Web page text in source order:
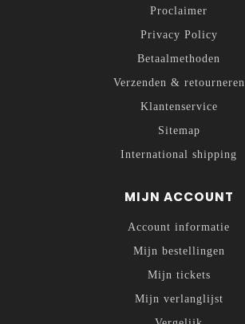
Proclaimer
Privacy Policy
Betaalmethoden
Verzenden & retourneren
Klantenservice
Sitemap
International shipping
MIJN ACCOUNT
Account informatie
Mijn bestellingen
Mijn tickets
Mijn verlanglijst